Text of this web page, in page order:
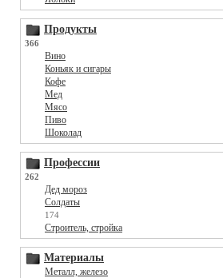
Продукты
366
Вино
Коньяк и сигары
Кофе
Мед
Мясо
Пиво
Шоколад
Профессии
262
Дед мороз
Солдаты
174
Строитель, стройка
Материалы
Металл, железо